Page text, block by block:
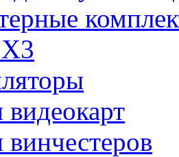
видеокарт
винчестеров